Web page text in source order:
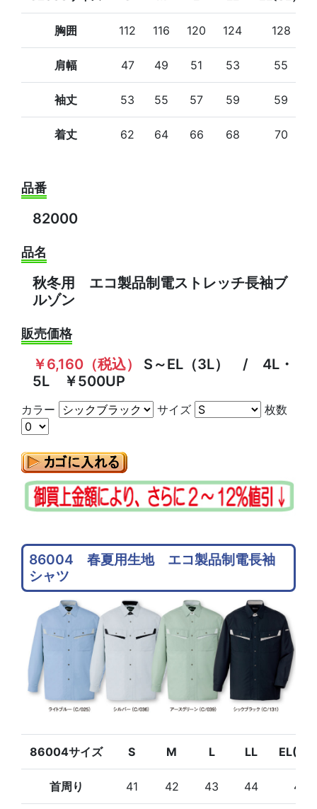
胸囲 112 116 120 124 128
肩幅 47 49 51 53 55
袖丈 53 55 57 59 59
着丈 62 64 66 68 70
品番
82000
品名
秋冬用 エコ製品制電ストレッチ長袖ブ
ルゾン
販売価格
￥6,160（税込）
S～EL（3L） / 4L・
5L ￥500UP
カラー サイズ 枚数
86004 春夏用生地 エコ製品制電長袖
シャツ
86004サイズ S M L LL EL(3L
首周り 41 42 43 44 45